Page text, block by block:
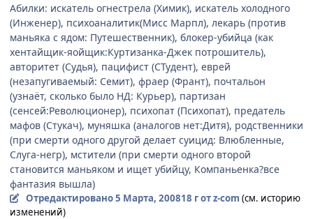
Абилки: искатель огнестрела (Химик), искатель холодного
(Инженер), психоаналитик(Мисс Марпл), лекарь (против
маньяка с ядом: Путешественник), блокер-убийца (как
хентайщик-яойщик:Куртизанка-Джек потрошитель),
авторитет (Судья), пацифист (СТудент), еврей
(незапугиваемый: Семит), фраер (Франт), почтальон
(узнаёт, сколько было НД: Курьер), партизан
(сенсей:Революционер), психопат (Психопат), предатель
мафов (Стукач), муняшка (аналогов нет:Дитя), родственники
(при смерти одного другой делает суицид: Влюбленные,
Слуга-негр), мстители (при смерти одного второй
становится маньяком и ищет убийцу, Компаньенка?все
фантазия вышла)
Отредактировано5 Марта, 200818 гот z-com (см. историю
изменений)